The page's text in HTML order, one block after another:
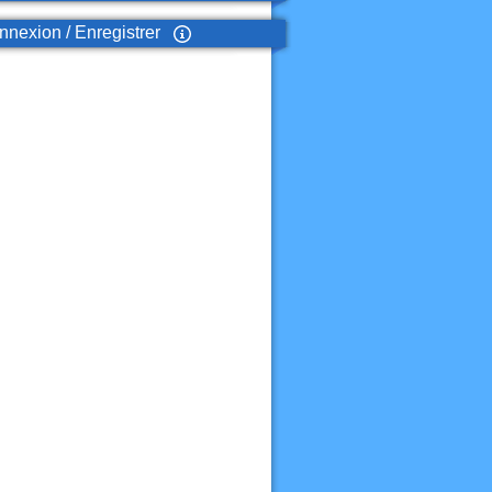
/ Enregistrer